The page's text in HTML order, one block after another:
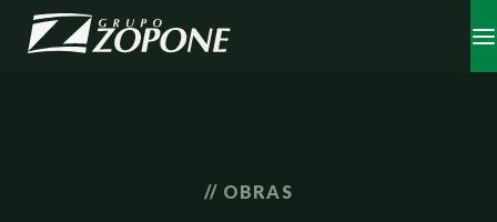
// OBRAS